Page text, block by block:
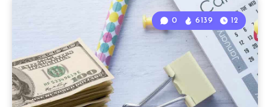
0 6139 12